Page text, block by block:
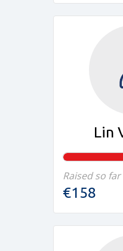
Lin
Raised so far
€158